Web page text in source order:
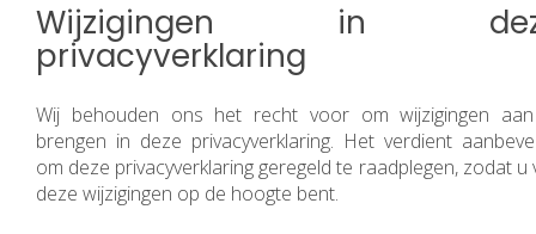
Wijzigingen in
privacyverklaring
Wij behouden ons het recht voor om wijzigingen
brengen in deze privacyverklaring. Het verdient
om deze privacyverklaring geregeld te raadplegen, zodat u
deze wijzigingen op de hoogte bent.